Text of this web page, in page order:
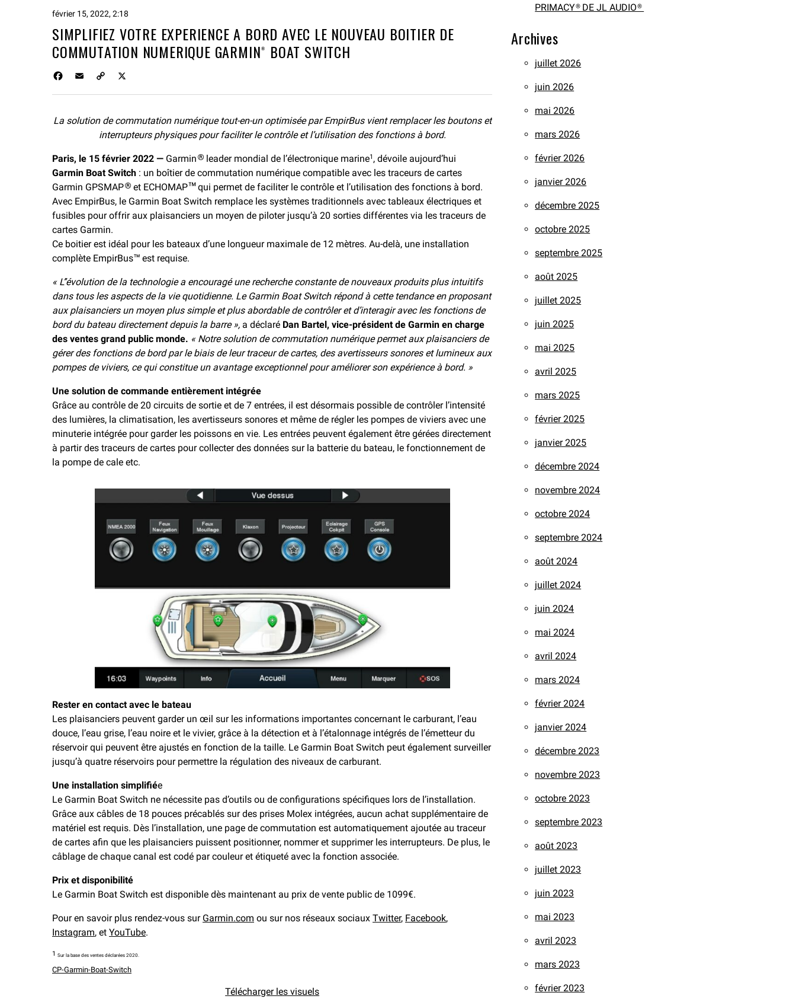
février 15, 2022, 2:18
SIMPLIFIEZ VOTRE EXPERIENCE A BORD AVEC LE NOUVEAU BOITIER DE
COMMUTATION NUMERIQUE GARMIN® BOAT SWITCH
b
k
l
L
i
k
La solution de commutation numérique tout-en-un optimisée par EmpirBus vient remplacer les boutons et
interrupteurs physiques pour faciliter le contrôle et l’utilisation des fonctions à bord.
Paris, le 15 février 2022 — Garmin ® leader mondial de l’électronique marine1 , dévoile aujourd’hui
Garmin Boat Switch : un boîtier de commutation numérique compatible avec les traceurs de cartes
Garmin GPSMAP® et ECHOMAP™qui permet de faciliter le contrôle et l’utilisation des fonctions à bord.
Avec EmpirBus, le Garmin Boat Switch remplace les systèmes traditionnels avec tableaux électriques et
fusibles pour offrir aux plaisanciers un moyen de piloter jusqu’à 20 sorties différentes via les traceurs de
cartes Garmin.
Ce boitier est idéal pour les bateaux d’une longueur maximale de 12 mètres. Au-delà, une installation
complète EmpirBus™ est requise.
« L’’évolution de la technologie a encouragé une recherche constante de nouveaux produits plus intuitifs
dans tous les aspects de la vie quotidienne. Le Garmin Boat Switch répond à cette tendance en proposant
aux plaisanciers un moyen plus simple et plus abordable de contrôler et d’interagir avec les fonctions de
bord du bateau directement depuis la barre », a déclaré Dan Bartel, vice-président de Garmin en charge
des ventes grand public monde. « Notre solution de commutation numérique permet aux plaisanciers de
gérer des fonctions de bord par le biais de leur traceur de cartes, des avertisseurs sonores et lumineux aux
pompes de viviers, ce qui constitue un avantage exceptionnel pour améliorer son expérience à bord. »
Une solution de commande entièrement intégrée
Grâce au contrôle de 20 circuits de sortie et de 7 entrées, il est désormais possible de contrôler l’intensité
des lumières, la climatisation, les avertisseurs sonores et même de régler les pompes de viviers avec une
minuterie intégrée pour garder les poissons en vie. Les entrées peuvent également être gérées directement
à partir des traceurs de cartes pour collecter des données sur la batterie du bateau, le fonctionnement de
la pompe de cale etc.
Rester en contact avec le bateau
Les plaisanciers peuvent garder un œil sur les informations importantes concernant le carburant, l’eau
douce, l’eau grise, l’eau noire et le vivier, grâce à la détection et à l’étalonnage intégrés de l’émetteur du
réservoir qui peuvent être ajustés en fonction de la taille. Le Garmin Boat Switch peut également surveiller
jusqu’à quatre réservoirs pour permettre la régulation des niveaux de carburant.
Une installation simplifiée
Le Garmin Boat Switch ne nécessite pas d’outils ou de configurations spécifiques lors de l’installation.
Grâce aux câbles de 18 pouces précablés sur des prises Molex intégrées, aucun achat supplémentaire de
matériel est requis. Dès l’installation, une page de commutation est automatiquement ajoutée au traceur
de cartes afin que les plaisanciers puissent positionner, nommer et supprimer les interrupteurs. De plus, le
câblage de chaque canal est codé par couleur et étiqueté avec la fonction associée.
Prix et disponibilité
Le Garmin Boat Switch est disponible dès maintenant au prix de vente public de 1099€.
Pour en savoir plus rendez-vous sur Garmin.com ou sur nos réseaux sociaux Twitter, Facebook,
Instagram, et YouTube.
1 Sur la base des ventes déclarées 2020.
CP-Garmin-Boat-Switch
Télécharger les visuels
PRIMACY® DE JL AUDIO®
Archives
juillet 2026
juin 2026
mai 2026
mars 2026
février 2026
janvier 2026
décembre 2025
octobre 2025
septembre 2025
août 2025
juillet 2025
juin 2025
mai 2025
avril 2025
mars 2025
février 2025
janvier 2025
décembre 2024
novembre 2024
octobre 2024
septembre 2024
août 2024
juillet 2024
juin 2024
mai 2024
avril 2024
mars 2024
février 2024
janvier 2024
décembre 2023
novembre 2023
octobre 2023
septembre 2023
août 2023
juillet 2023
juin 2023
mai 2023
avril 2023
mars 2023
février 2023